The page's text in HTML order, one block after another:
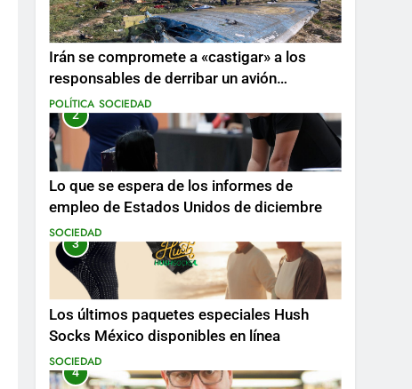
Irán se compromete a «castigar» a los
responsables de derribar un avión
ucraniano mientras se realizan arrestos
POLÍTICA SOCIEDAD
2
Lo que se espera de los informes de
empleo de Estados Unidos de diciembre
SOCIEDAD
3
Los últimos paquetes especiales Hush
Socks México disponibles en línea
SOCIEDAD
4